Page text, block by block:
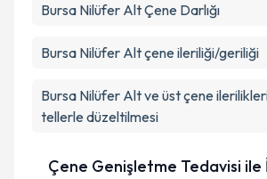
Bursa Nilüfer Alt Çene Darlığı
Bursa Nilüfer Alt çene ileriliği/geriliği
Bursa Nilüfer Alt ve üst çene
tellerle düzeltilmesi
Çene Genişletme Tedavisi ile